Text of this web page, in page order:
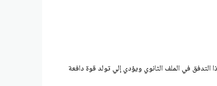
في الملف الثانوي ويؤدي إلي تولد قوة دافعة